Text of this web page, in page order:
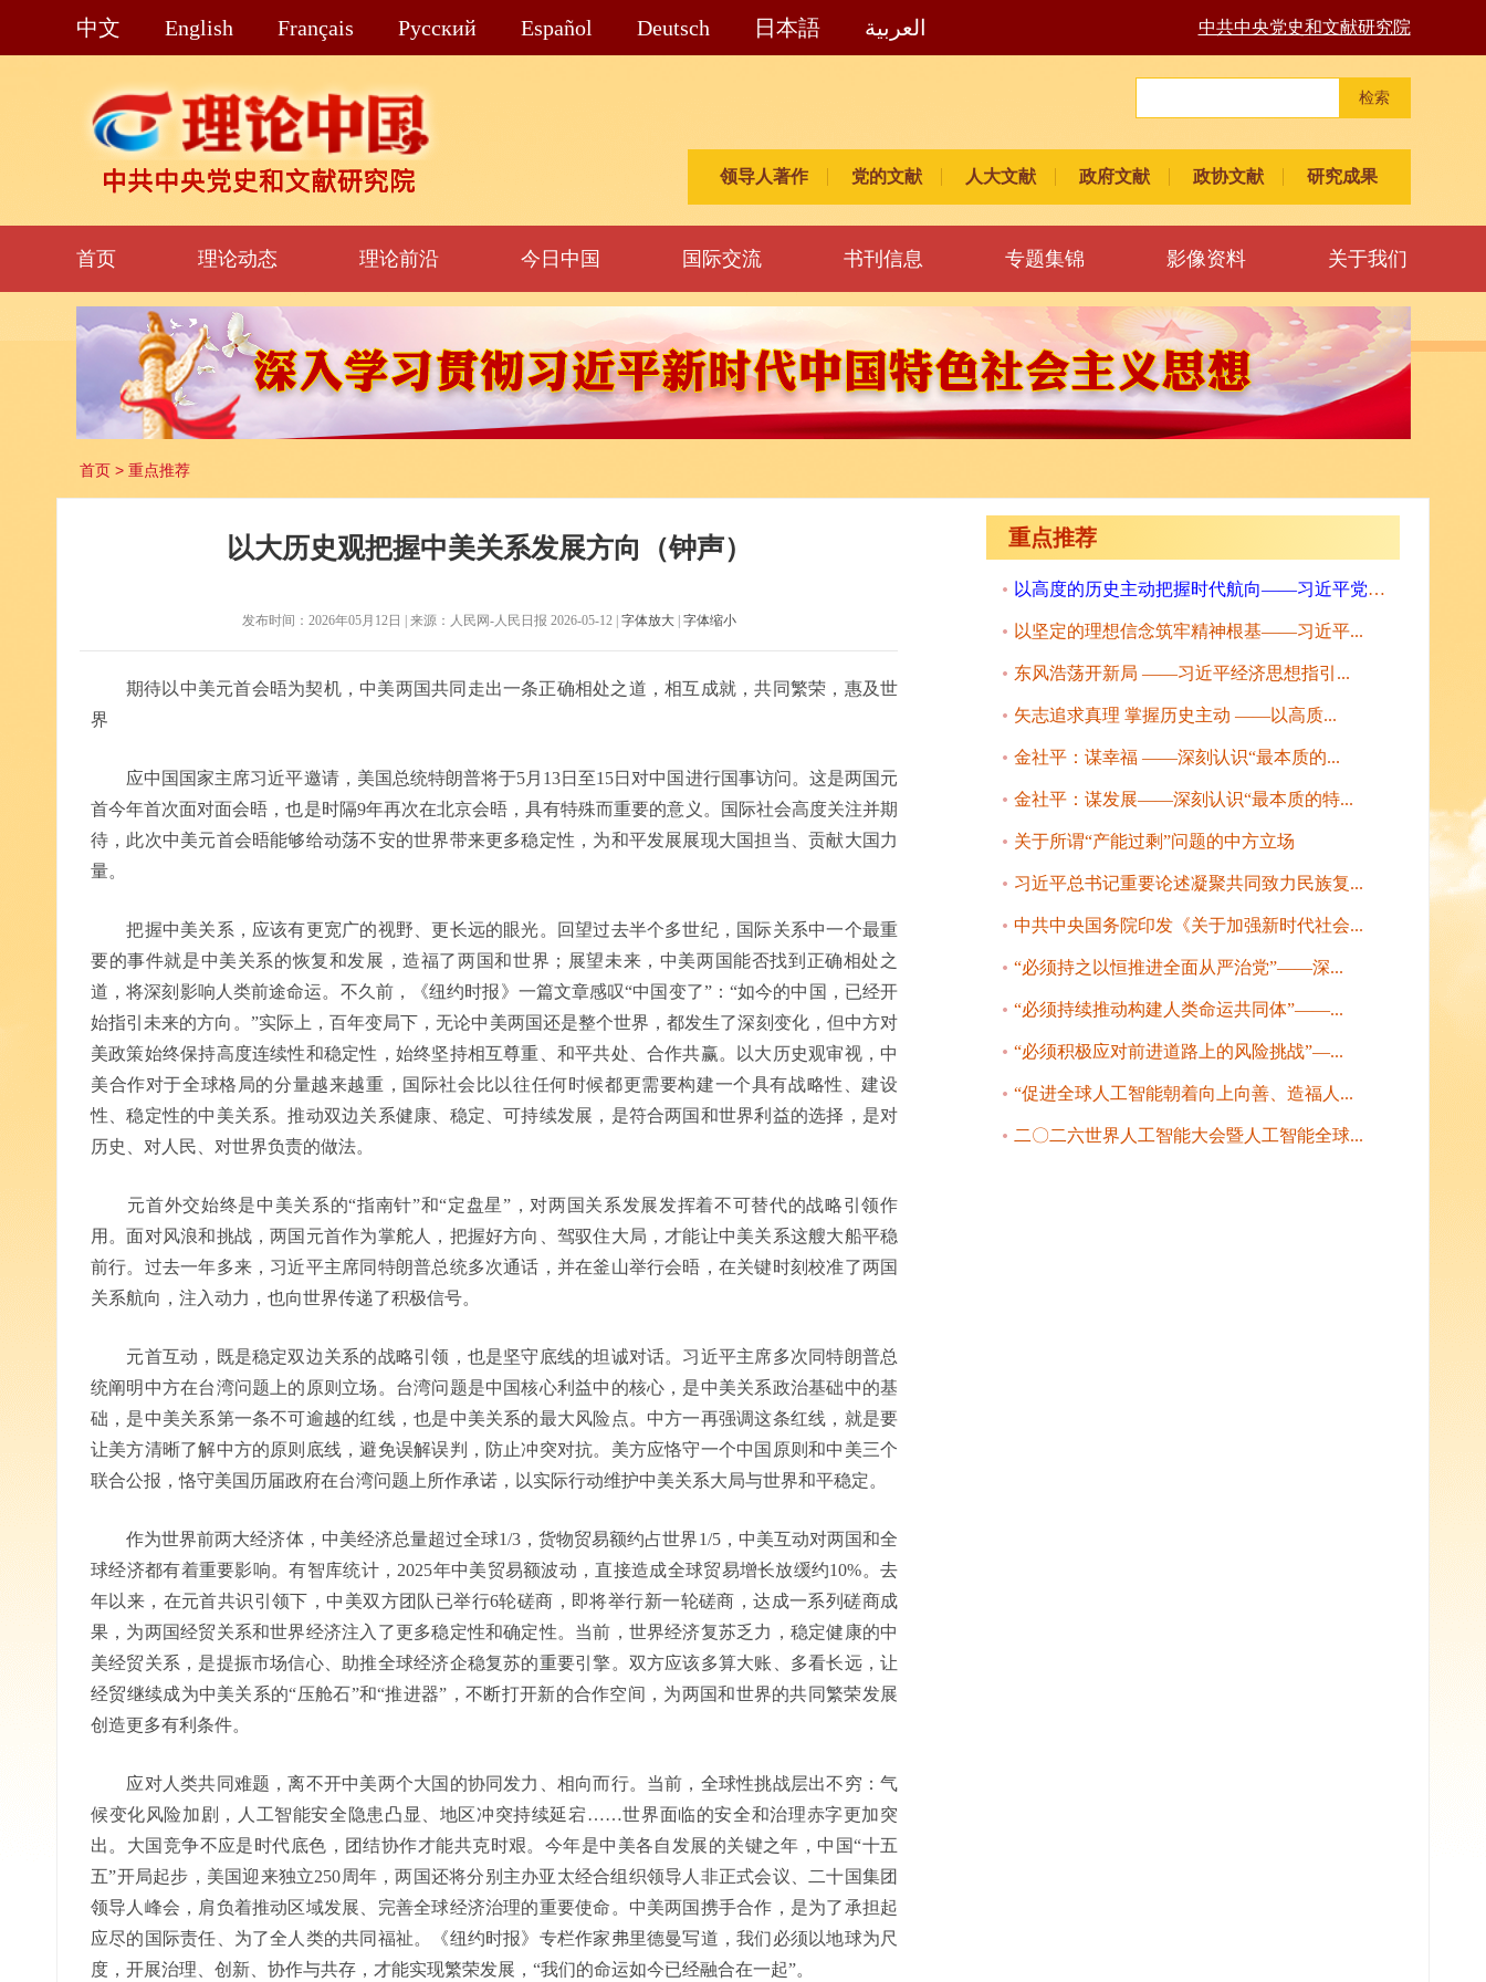
中文 English Français Pусский Español Deutsch 日本語 العربية 中共中央党史和文献研究院
检索
领导人著作 党的文献 人大文献 政府文献 政协文献 研究成果
首页 理论动态 理论前沿 今日中国 国际交流 书刊信息 专题集锦 影像资料 关于我们
首页 > 重点推荐
以大历史观把握中美关系发展方向（钟声）
发布时间：2026年05月12日 | 来源：人民网-人民日报 2026-05-12 | 字体放大| 字体缩小
期待以中美元首会晤为契机，中美两国共同走出一条正确相处之道，相互成就，共同繁荣，惠及世
界
应中国国家主席习近平邀请，美国总统特朗普将于5月13日至15日对中国进行国事访问。这是两国元
首今年首次面对面会晤，也是时隔9年再次在北京会晤，具有特殊而重要的意义。国际社会高度关注并期
待，此次中美元首会晤能够给动荡不安的世界带来更多稳定性，为和平发展展现大国担当、贡献大国力
量。
把握中美关系，应该有更宽广的视野、更长远的眼光。回望过去半个多世纪，国际关系中一个最重
要的事件就是中美关系的恢复和发展，造福了两国和世界；展望未来，中美两国能否找到正确相处之
道，将深刻影响人类前途命运。不久前，《纽约时报》一篇文章感叹“中国变了”：“如今的中国，已经开
始指引未来的方向。”实际上，百年变局下，无论中美两国还是整个世界，都发生了深刻变化，但中方对
美政策始终保持高度连续性和稳定性，始终坚持相互尊重、和平共处、合作共赢。以大历史观审视，中
美合作对于全球格局的分量越来越重，国际社会比以往任何时候都更需要构建一个具有战略性、建设
性、稳定性的中美关系。推动双边关系健康、稳定、可持续发展，是符合两国和世界利益的选择，是对
历史、对人民、对世界负责的做法。
元首外交始终是中美关系的“指南针”和“定盘星”，对两国关系发展发挥着不可替代的战略引领作
用。面对风浪和挑战，两国元首作为掌舵人，把握好方向、驾驭住大局，才能让中美关系这艘大船平稳
前行。过去一年多来，习近平主席同特朗普总统多次通话，并在釜山举行会晤，在关键时刻校准了两国
关系航向，注入动力，也向世界传递了积极信号。
元首互动，既是稳定双边关系的战略引领，也是坚守底线的坦诚对话。习近平主席多次同特朗普总
统阐明中方在台湾问题上的原则立场。台湾问题是中国核心利益中的核心，是中美关系政治基础中的基
础，是中美关系第一条不可逾越的红线，也是中美关系的最大风险点。中方一再强调这条红线，就是要
让美方清晰了解中方的原则底线，避免误解误判，防止冲突对抗。美方应恪守一个中国原则和中美三个
联合公报，恪守美国历届政府在台湾问题上所作承诺，以实际行动维护中美关系大局与世界和平稳定。
作为世界前两大经济体，中美经济总量超过全球1/3，货物贸易额约占世界1/5，中美互动对两国和全
球经济都有着重要影响。有智库统计，2025年中美贸易额波动，直接造成全球贸易增长放缓约10%。去
年以来，在元首共识引领下，中美双方团队已举行6轮磋商，即将举行新一轮磋商，达成一系列磋商成
果，为两国经贸关系和世界经济注入了更多稳定性和确定性。当前，世界经济复苏乏力，稳定健康的中
美经贸关系，是提振市场信心、助推全球经济企稳复苏的重要引擎。双方应该多算大账、多看长远，让
经贸继续成为中美关系的“压舱石”和“推进器”，不断打开新的合作空间，为两国和世界的共同繁荣发展
创造更多有利条件。
应对人类共同难题，离不开中美两个大国的协同发力、相向而行。当前，全球性挑战层出不穷：气
候变化风险加剧，人工智能安全隐患凸显、地区冲突持续延宕……世界面临的安全和治理赤字更加突
出。大国竞争不应是时代底色，团结协作才能共克时艰。今年是中美各自发展的关键之年，中国“十五
五”开局起步，美国迎来独立250周年，两国还将分别主办亚太经合组织领导人非正式会议、二十国集团
领导人峰会，肩负着推动区域发展、完善全球经济治理的重要使命。中美两国携手合作，是为了承担起
应尽的国际责任、为了全人类的共同福祉。《纽约时报》专栏作家弗里德曼写道，我们必须以地球为尺
度，开展治理、创新、协作与共存，才能实现繁荣发展，“我们的命运如今已经融合在一起”。
重点推荐
以高度的历史主动把握时代航向——习近平党建...
以坚定的理想信念筑牢精神根基——习近平...
东风浩荡开新局 ——习近平经济思想指引...
矢志追求真理 掌握历史主动 ——以高质...
金社平：谋幸福 ——深刻认识“最本质的...
金社平：谋发展——深刻认识“最本质的特...
关于所谓“产能过剩”问题的中方立场
习近平总书记重要论述凝聚共同致力民族复...
中共中央国务院印发《关于加强新时代社会...
“必须持之以恒推进全面从严治党”——深...
“必须持续推动构建人类命运共同体”——...
“必须积极应对前进道路上的风险挑战”—...
“促进全球人工智能朝着向上向善、造福人...
二〇二六世界人工智能大会暨人工智能全球...